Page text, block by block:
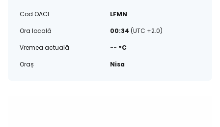
Cod OACI
LFMN
Ora locală
00:34 (UTC +2.0)
Vremea actuală
-- °C
Oraș
Nisa